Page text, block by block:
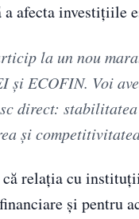
afecta investițiile
la un nou
și ECOFIN. Voi
direct:
și
relația cu
și pentru